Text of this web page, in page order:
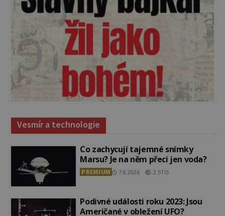
Vesmír a technologie
Co zachycují tajemné snímky
Marsu? Je na něm přeci jen voda?
PREMIUM 7.8.2026 2.5TIS
Podivné události roku 2023: Jsou
Američané v obležení UFO?